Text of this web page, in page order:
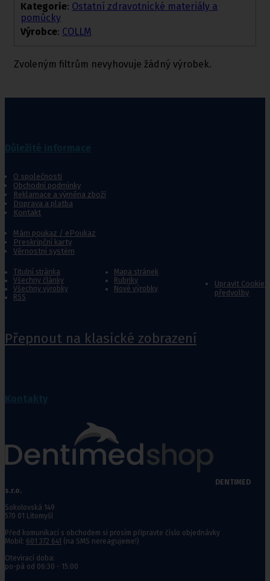
Kategorie: Ostatní zdravotnické materiály a
pomůcky
Výrobce: COLLM
Zvoleným filtrům nevyhovuje žádný výrobek.
O společnosti
Obchodní podmínky
Reklamace a výměna zboží
Doprava a platba
Kontakt
Mám poukaz / ePoukaz
Preskripční karty
Věrnostní systém
Titulní stránka
Mapa stránek
Všechny články
Rubriky
Všechny výrobky
Nové výrobky
RSS
Upravit Cookie
předvolby
Přepnout na klasické zobrazení
DENTIMED
s.r.o.
Sokolovská 149
570 01 Litomyšl
Před komunikací s obchodem si prosím připravte číslo objednávky
Mobil: 601 372 641 (na SMS nereagujeme!)
Otevírací doba:
po-pá od 06:30 - 15:00